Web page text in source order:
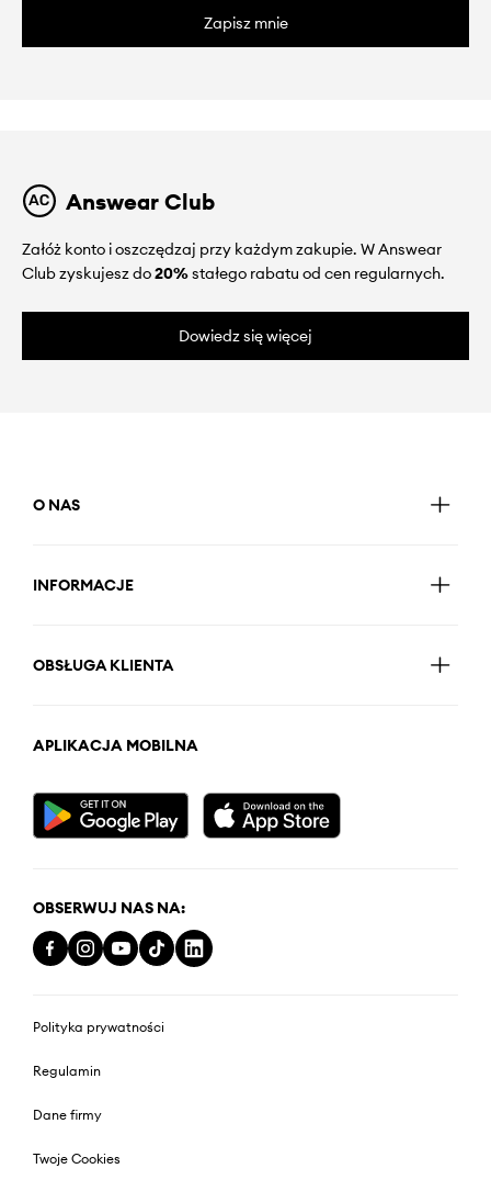
Zapisz mnie
Answear Club
Załóż konto i oszczędzaj przy każdym zakupie. W Answear
Club zyskujesz do20%stałego rabatu od cen regularnych.
Dowiedz się więcej
O NAS
INFORMACJE
OBSŁUGA KLIENTA
APLIKACJA MOBILNA
OBSERWUJ NAS NA:
Polityka prywatności
Regulamin
Dane firmy
Twoje Cookies